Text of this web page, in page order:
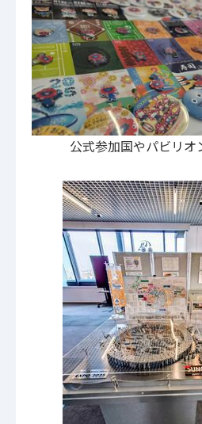
公式参加国やパビリオ